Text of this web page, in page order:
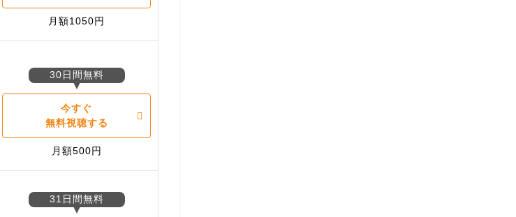
月額1050円
30日間無料
今すぐ
無料視聴する
月額500円
31日間無料